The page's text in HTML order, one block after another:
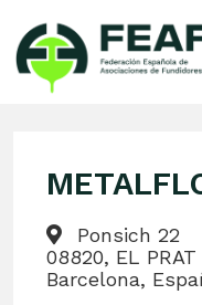
content
Asociaciones
FundidoresPonsich 22
08820, EL PRAT
Barcelona,